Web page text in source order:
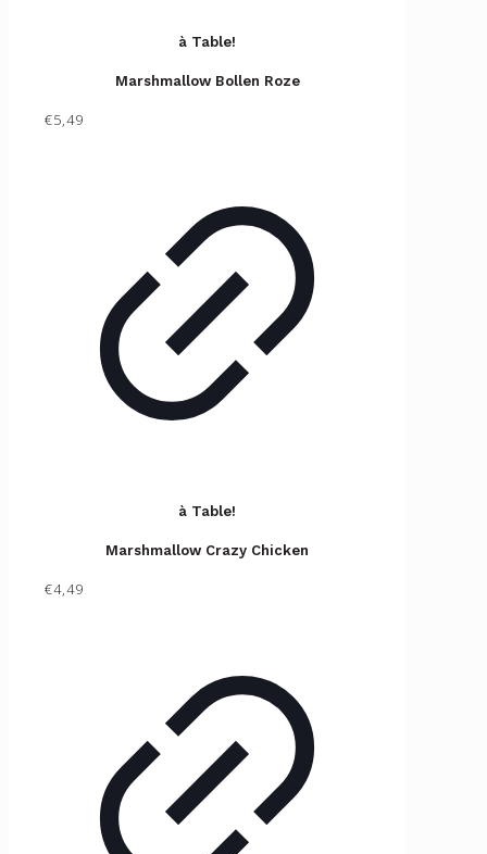
à Table!
Marshmallow Bollen Roze
€5,49
à Table!
Marshmallow Crazy Chicken
€4,49